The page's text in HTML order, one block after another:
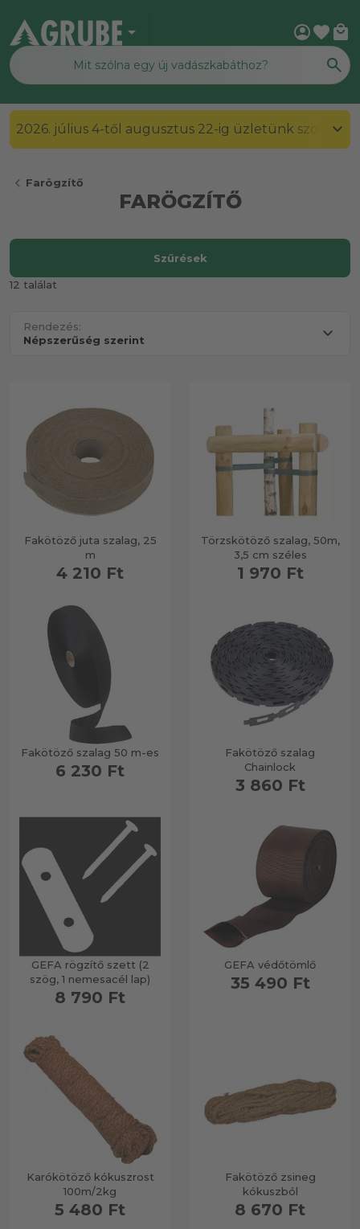
arrow_drop_down account_circlefavorite local_mall
2026. július 4-től augusztus 22-ig üzletünk
chevron_left Farögzítő
FARÖGZÍTŐ
12 találat
Rendezés:
Fakötöző juta szalag, 25
m
4 210 Ft
Törzskötöző szalag, 50m,
3,5 cm széles
1 970 Ft
Fakötöző szalag 50 m-es
6 230 Ft
Fakötöző szalag
Chainlock
3 860 Ft
GEFA rögzítő szett (2
szög, 1 nemesacél lap)
8 790 Ft
GEFA védőtömlő
35 490 Ft
Karókötöző kókuszrost
100m/2kg
5 480 Ft
Fakötöző zsineg
kókuszból
8 670 Ft
Szűrések